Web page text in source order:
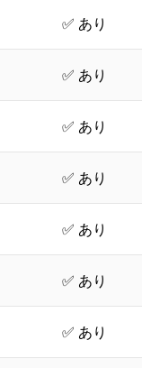
✅ あり
✅ あり
✅ あり
✅ あり
✅ あり
✅ あり
✅ あり